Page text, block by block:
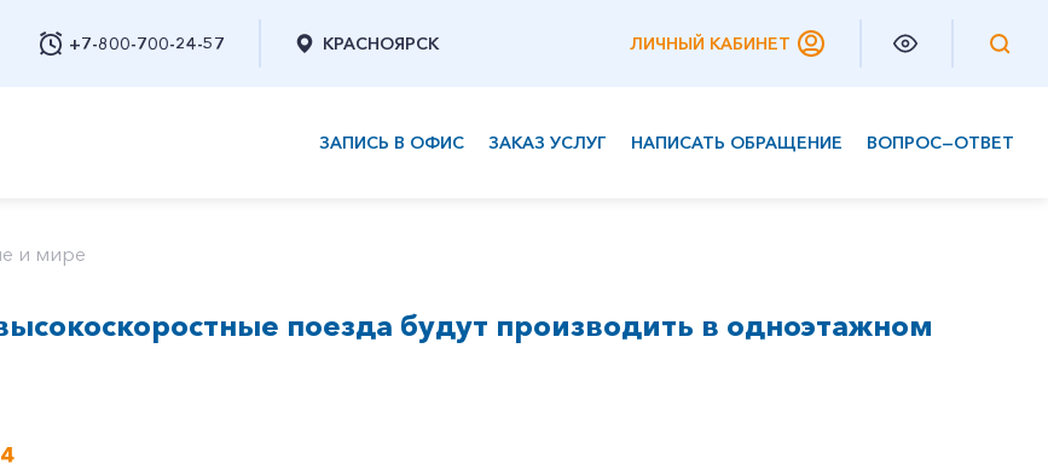
+7-800-700-24-57
Заказать обратный звонок
КРАСНОЯРСК ЛИЧНЫЙ КАБИНЕТ
ЗАПИСЬ В ОФИС ЗАКАЗ УСЛУГ НАПИСАТЬ ОБРАЩЕНИЕ ВОПРОС—ОТВЕТ
и мире
поезда будут производить в одноэтажном